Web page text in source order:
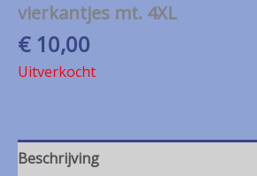
vierkantjes mt. 4XL
€10,00
Uitverkocht
Beschrijving